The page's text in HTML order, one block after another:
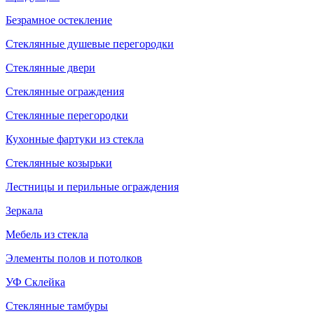
Безрамное остекление
Стеклянные душевые перегородки
Стеклянные двери
Стеклянные ограждения
Стеклянные перегородки
Кухонные фартуки из стекла
Стеклянные козырьки
Лестницы и перильные ограждения
Зеркала
Мебель из стекла
Элементы полов и потолков
УФ Склейка
Стеклянные тамбуры